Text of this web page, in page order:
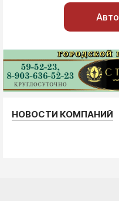
НОВОСТИ КОМПАНИЙ